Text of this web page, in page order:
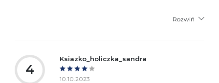
Rozwiń
4
Ksiazko_holiczka_sandra
10.10.2023